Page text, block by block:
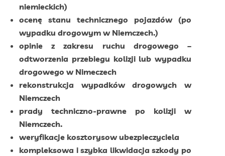
niemieckich)
ocenę stanu technicznego pojazdów (po
wypadku drogowym w Niemczech.)
opinie z zakresu ruchu drogowego –
odtworzenia przebiegu kolizji lub wypadku
drogowego w Nimeczech
rekonstrukcja wypadków drogowych w
Niemczech
prady techniczno-prawne po kolizji w
Niemczech.
weryfikacje kosztorysow ubezpieczyciela
kompleksowa i szybka likwidacja szkody po